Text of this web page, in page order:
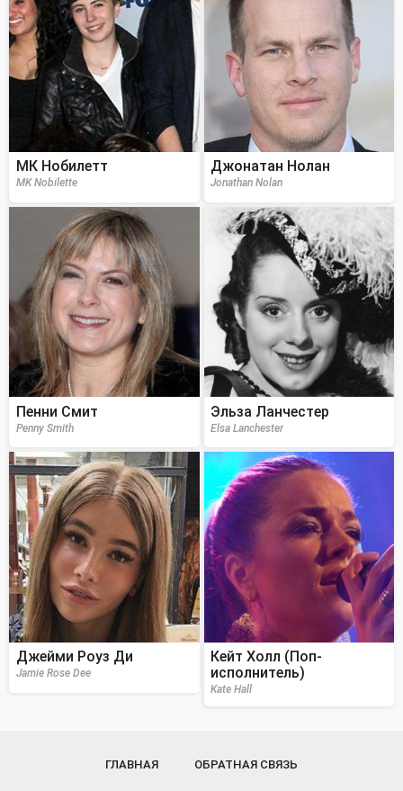
МК Нобилетт
MK Nobilette
Джонатан Нолан
Jonathan Nolan
Пенни Смит
Penny Smith
Эльза Ланчестер
Elsa Lanchester
Джейми Роуз Ди
Jamie Rose Dee
Кейт Холл (Поп-
исполнитель)
Kate Hall
ГЛАВНАЯ ОБРАТНАЯ СВЯЗЬ